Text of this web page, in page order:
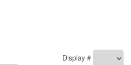
Display #